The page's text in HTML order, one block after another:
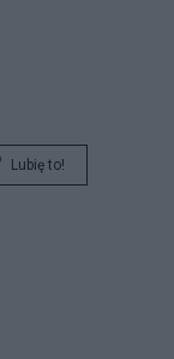
Lubię to!